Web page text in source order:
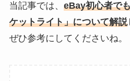
当記事では、 eBay初心者で
ケットライト」について解説
ぜひ参考にしてくださいね。